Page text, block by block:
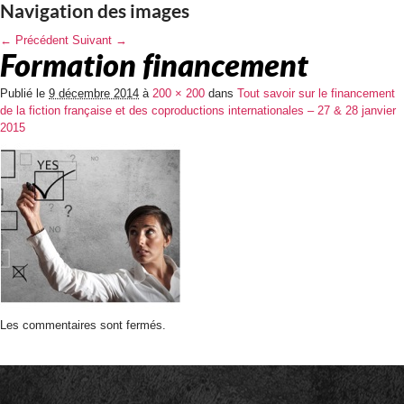
Navigation des images
← Précédent Suivant →
Formation financement
Publié le 9 décembre 2014 à 200 × 200 dans Tout savoir sur le financement
de la fiction française et des coproductions internationales – 27 & 28 janvier
2015
Les commentaires sont fermés.